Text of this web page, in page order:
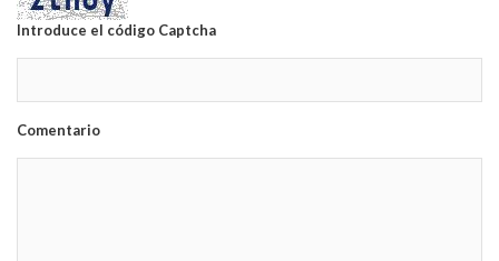
Introduce el código Captcha
Comentario